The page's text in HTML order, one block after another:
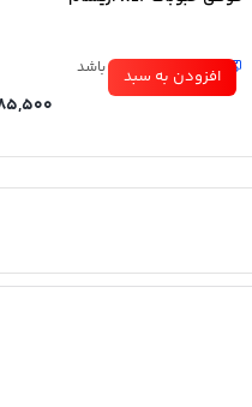
در انبار موجود نمی باشد
افزودن به سبد